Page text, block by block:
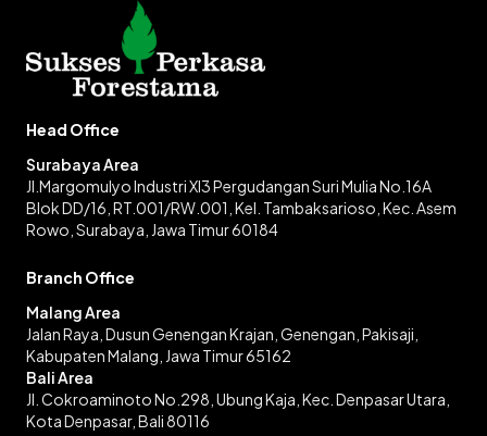
Head Office
Surabaya Area
Jl.Margomulyo Industri XI3 Pergudangan Suri Mulia No.16A
Blok DD/16, RT.001/RW.001, Kel. Tambaksarioso, Kec. Asem
Rowo, Surabaya, Jawa Timur 60184
Branch Office
Malang Area
Jalan Raya, Dusun Genengan Krajan, Genengan, Pakisaji,
Kabupaten Malang, Jawa Timur 65162
Bali Area
Jl. Cokroaminoto No.298, Ubung Kaja, Kec. Denpasar Utara,
Kota Denpasar, Bali 80116